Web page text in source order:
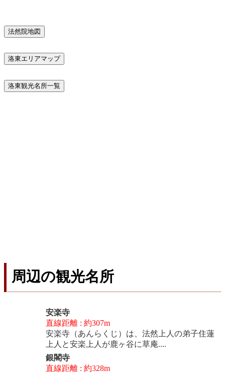
法然院地図
洛東エリアマップ
洛東観光名所一覧
周辺の観光名所
安楽寺
直線距離 : 約307m
安楽寺（あんらくじ）は、法然上人の弟子住蓮
上人と安楽上人が鹿ヶ谷に草庵....
銀閣寺
直線距離 : 約328m